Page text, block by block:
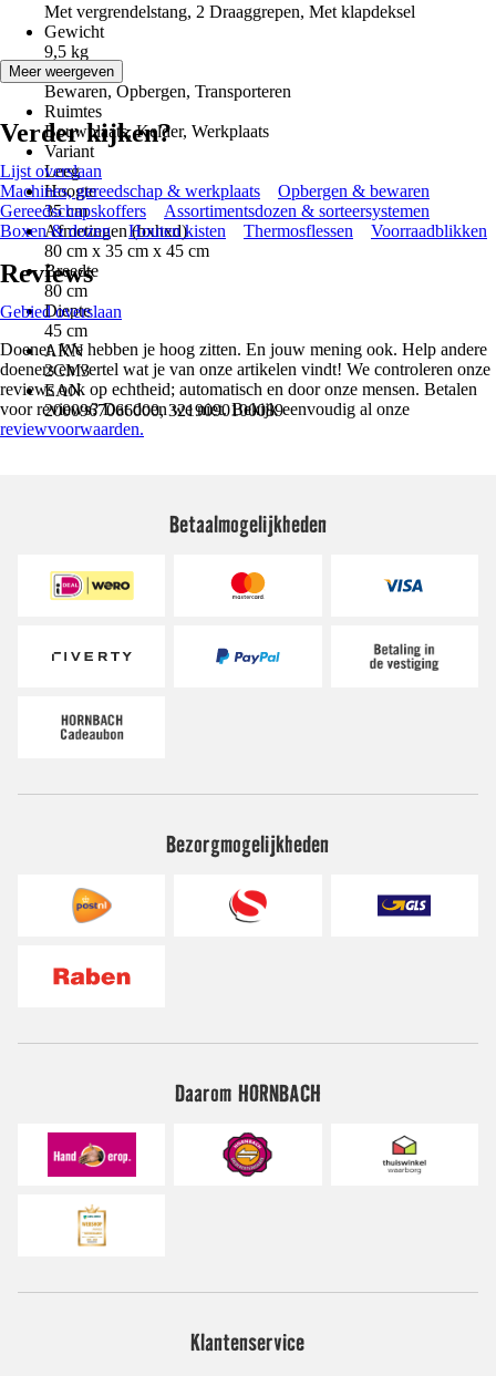
Met vergrendelstang, 2 Draaggrepen, Met klapdeksel
Gewicht
9,5 kg
Toepassing
Bewaren, Opbergen, Transporteren
Ruimtes
Bouwplaats, Kelder, Werkplaats
Variant
Leeg
Hoogte
35 cm
Afmetingen (bxhxd)
80 cm x 35 cm x 45 cm
Breedte
80 cm
Diepte
45 cm
AKN
2CM3
EAN
2000967066000, 3219090100089
Meer weergeven
Verder kijken?
Lijst overslaan
Machines, gereedschap & werkplaats
Opbergen & bewaren
Gereedschapskoffers
Assortimentsdozen & sorteersystemen
Boxen & dozen
Houten kisten Thermosflessen Voorraadblikken
Reviews
Gebied overslaan
Doener. We hebben je hoog zitten. En jouw mening ook. Help andere
doeners en vertel wat je van onze artikelen vindt! We controleren onze
reviews ook op echtheid; automatisch en door onze mensen. Betalen
voor reviews? Dat doen we niet. Bekijk eenvoudig al onze
reviewvoorwaarden.
Betaalmogelijkheden
Bezorgmogelijkheden
Daarom HORNBACH
Klantenservice